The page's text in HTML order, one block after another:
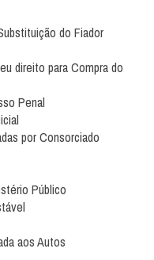
do Fiador
direito para Compra do
Penal
por Consorciado
Público
aos Autos